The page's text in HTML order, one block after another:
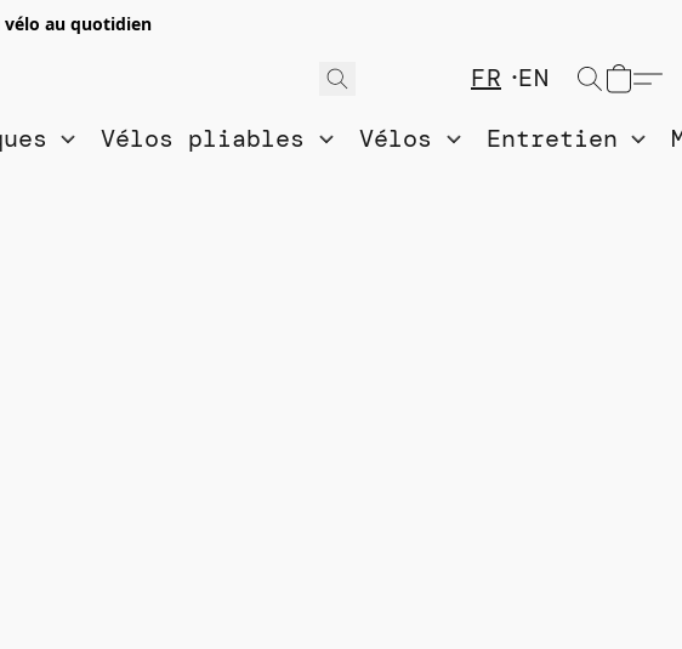
au quotidien
FR
EN
Vélos pliables Vélos Entretien